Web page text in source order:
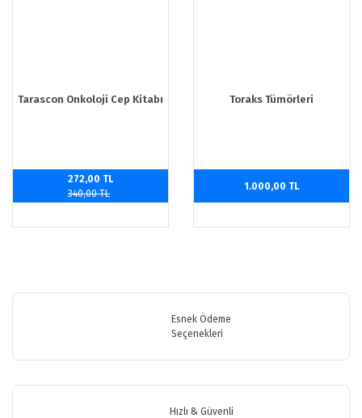
Tarascon Onkoloji Cep Kitabı
272,00 TL
340,00 TL
Toraks Tümörleri
1.000,00 TL
Esnek Ödeme
Seçenekleri
Hızlı & Güvenli